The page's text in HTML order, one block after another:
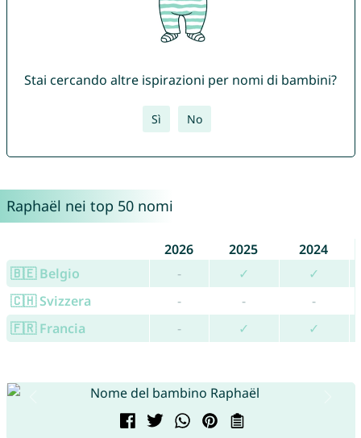
Stai cercando altre ispirazioni per nomi di bambini?
Sì No
Raphaël nei top 50 nomi
2026 2025
2024
🇧🇪 Belgio
- ✓
✓
🇨🇭 Svizzera
- -
-
🇫🇷 Francia
- ✓ ✓